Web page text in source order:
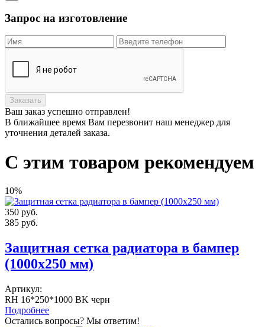
Запрос на изготовление
Заказать
Ваш заказ успешно отправлен!
В ближайшее время Вам перезвонит наш менеджер для
уточнения деталей заказа.
С этим товаром рекомендуем
10%
350 руб.
385 руб.
Защитная сетка радиатора в бампер
(1000х250 мм)
Артикул:
RH 16*250*1000 BK черн
Подробнее
Остались вопросы? Мы ответим!